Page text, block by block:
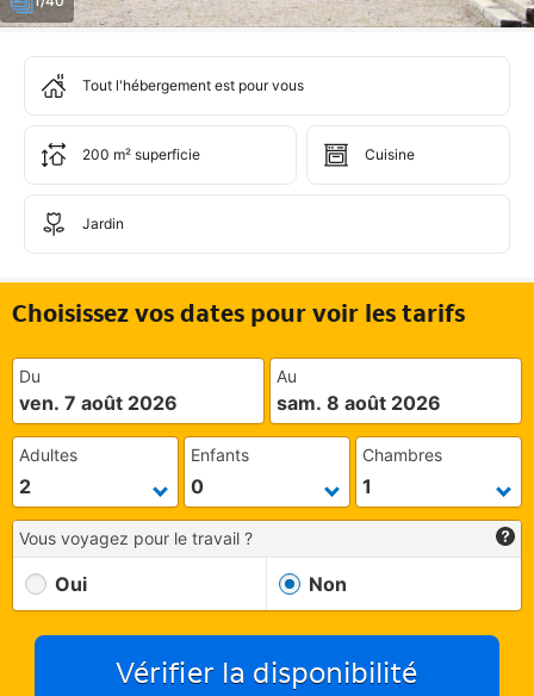
Tout l'hébergement est pour vous
200 m² superficie Cuisine
Jardin
Choisissez vos dates pour voir les tarifs
Du
ven. 7 août 2026
Au
sam. 8 août 2026
Adultes Enfants Chambres
Vous voyagez pour le travail ?
Oui Non
Vérifier la disponibilité